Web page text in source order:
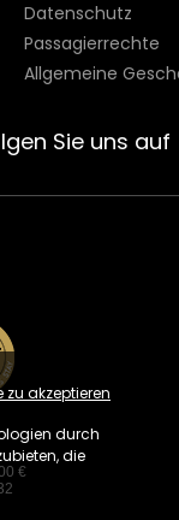
akzeptieren
durch
die
Datenschutz
Passagierrechte
Allgemeine
Sie uns auf
€